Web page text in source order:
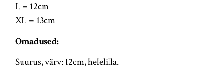
L = 12cm
XL = 13cm
Omadused:
Suurus, värv: 12cm, helelilla.